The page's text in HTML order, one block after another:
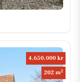
4.650.000 kr
202 m2